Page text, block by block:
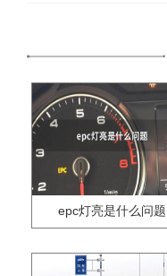
epc灯亮是什么问题